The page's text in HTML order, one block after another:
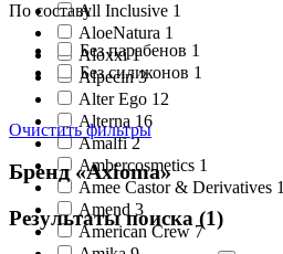
All Inclusive 1
AloeNatura 1
Aloxxi 1
Alpecin 3
Alter Ego 12
Alterna 16
Amalfi 2
Ambercosmetics 1
Amee Castor & Derivatives 1
Amend 3
American Crew 7
По составу
Без парабенов 1
Без силиконов 1
Очистить фильтры
Бренд «Axioma»
Результаты поиска (1)